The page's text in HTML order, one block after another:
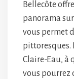
Bellecôte
panorama
vous permet
pittoresques.
Claire-Eau, à
vous pourrez